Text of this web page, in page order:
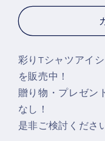
に
り
た
そ
う
に
そ
ち
に
な
り
た
う
ち
彩りTシャツアイ
を販売中！
贈り物・プレゼン
なし！
是非ご検討くださ